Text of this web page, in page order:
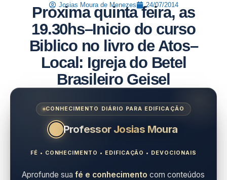
Josias Moura de Menezes 24/07/2014
Proxima quinta feira, as
19.30hs–Inicio do curso
Biblico no livro de Atos–
Local: Igreja do Betel
Brasileiro Geisel
CONHECIMENTO DIÁRIO PARA EDIFICAÇÃO
Professor Josias Moura
FÉ • CONHECIMENTO • EDIFICAÇÃO • DEVOCIONAIS
Aprofunde suafé e conhecimento com conteúdos